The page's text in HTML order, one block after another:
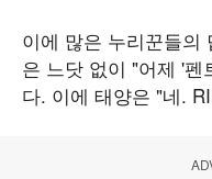
이에 많은 누리꾼들의
은 느닷 없이 "어제 '펜
다. 이에 태양은 "네.